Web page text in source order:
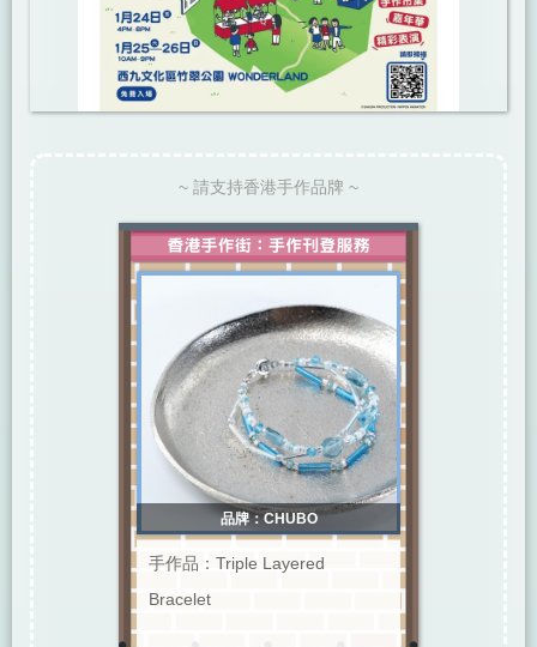
~ 請支持香港手作品牌 ~
品牌：CHUBO
手作品：Triple Layered
Bracelet